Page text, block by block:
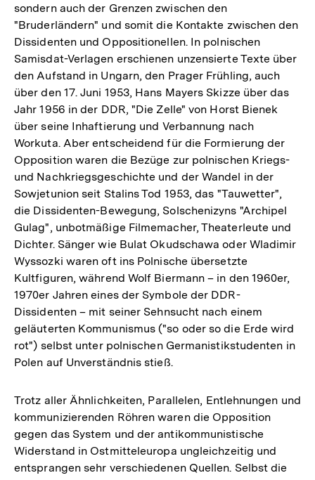
sondern auch der Grenzen zwischen den
"Bruderländern" und somit die Kontakte zwischen den
Dissidenten und Oppositionellen. In polnischen
Samisdat-Verlagen erschienen unzensierte Texte über
den Aufstand in Ungarn, den Prager Frühling, auch
über den 17. Juni 1953, Hans Mayers Skizze über das
Jahr 1956 in der DDR, "Die Zelle" von Horst Bienek
über seine Inhaftierung und Verbannung nach
Workuta. Aber entscheidend für die Formierung der
Opposition waren die Bezüge zur polnischen Kriegs-
und Nachkriegsgeschichte und der Wandel in der
Sowjetunion seit Stalins Tod 1953, das "Tauwetter",
die Dissidenten-Bewegung, Solschenizyns "Archipel
Gulag", unbotmäßige Filmemacher, Theaterleute und
Dichter. Sänger wie Bulat Okudschawa oder Wladimir
Wyssozki waren oft ins Polnische übersetzte
Kultfiguren, während Wolf Biermann – in den 1960er,
1970er Jahren eines der Symbole der DDR-
Dissidenten – mit seiner Sehnsucht nach einem
geläuterten Kommunismus ("so oder so die Erde wird
rot") selbst unter polnischen Germanistikstudenten in
Polen auf Unverständnis stieß.
Trotz aller Ähnlichkeiten, Parallelen, Entlehnungen und
kommunizierenden Röhren waren die Opposition
gegen das System und der antikommunistische
Widerstand in Ostmitteleuropa ungleichzeitig und
entsprangen sehr verschiedenen Quellen. Selbst die